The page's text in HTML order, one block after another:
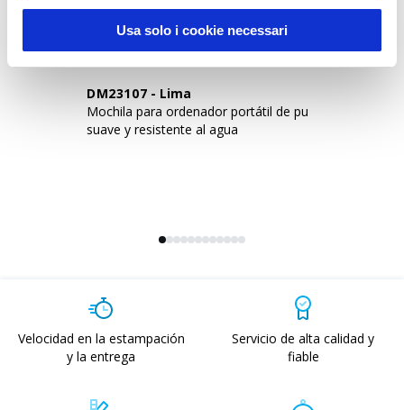
Usa solo i cookie necessari
DM23107 - Lima
Mochila para ordenador portátil de pu
suave y resistente al agua
Velocidad en la estampación
y la entrega
Servicio de alta calidad y
fiable